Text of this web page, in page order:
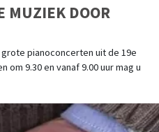
MUZIEK DOOR
grote pianoconcerten uit de 19e
om 9.30 en vanaf 9.00 uur mag u